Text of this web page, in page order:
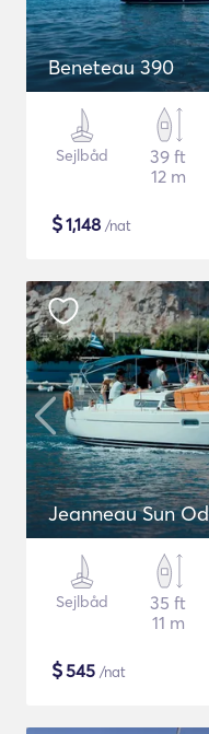
Beneteau 390
Sejlbåd
39 ft
12 m
$1,148 /nat
Jeanneau Sun
Sejlbåd
35 ft
11 m
$545 /nat